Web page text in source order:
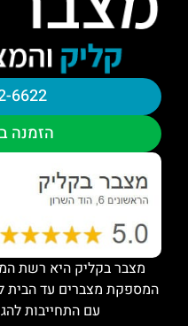
6622
הזמנה
מצבר בקליק היא רשת
המספקת מצברים עד הבית
עם התחייבות להגעה עד 60